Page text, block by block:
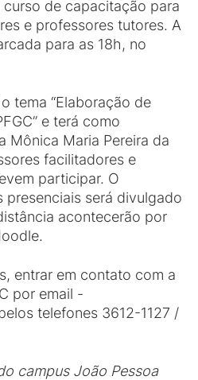
de capacitação para
e professores tutores. A
para as 18h, no
tema “Elaboração de
e terá como
Mônica Maria Pereira da
facilitadores e
participar. O
presenciais será divulgado
acontecerão por
entrar em contato com a
por email -
telefones 3612-1127 /
campus João Pessoa